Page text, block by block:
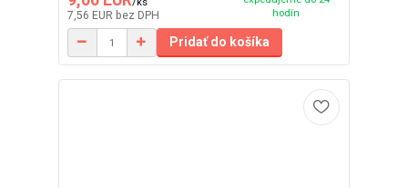
7,56 EUR bez DPH
hodín
Pridať do košíka